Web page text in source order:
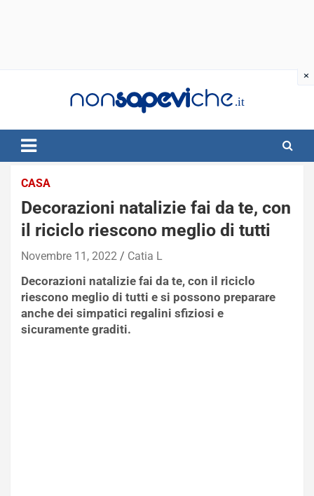
CASA
Decorazioni natalizie fai da te, con
il riciclo riescono meglio di tutti
Novembre 11, 2022 Catia L
Decorazioni natalizie fai da te, con il riciclo
riescono meglio di tutti e si possono preparare
anche dei simpatici regalini sfiziosi e
sicuramente graditi.